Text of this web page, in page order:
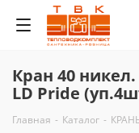
Кран 40
LD Pride
Главная - Каталог -